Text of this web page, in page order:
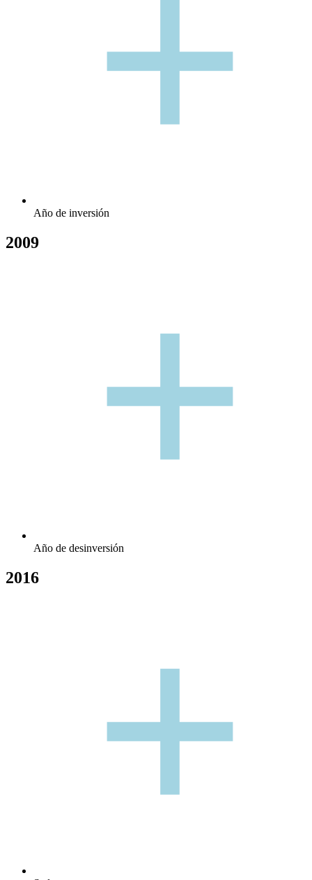
Año de inversión
2009 +
Año de desinversión
2016 +